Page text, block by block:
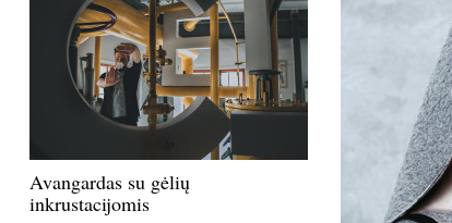
Avangardas su gėlių
inkrustacijomis